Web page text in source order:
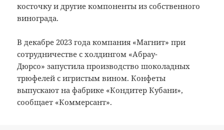
косточку и другие компоненты из собственного
винограда.
В декабре 2023 года компания «Магнит» при
сотрудничестве с холдингом «Абрау-
Дюрсо» запустила производство шоколадных
трюфелей с игристым вином. Конфеты
выпускают на фабрике «Кондитер Кубани»,
сообщает «Коммерсант».